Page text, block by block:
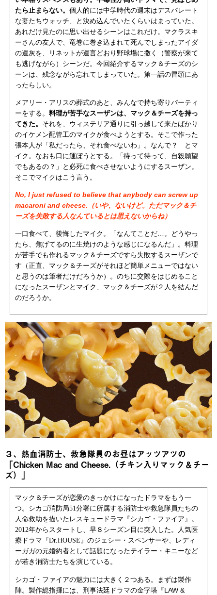
たら止まらない。 個人的には中学時代の週末はデスパレート
な妻たちウォッチ、と決め込んでいたくらいはまっていた。
あれだけ見たのに思い出せるシーンはこれだけ。マクラスキ
ーさんの友人で、竜巻に巻き込まれて死んでしまったアイダ
の遺灰を、リネットが遺言どおり野球場に撒く（警察が来て
も逃げながら）シーンだ。今回紹介するマック＆チーズのシ
ーンは、残念ながら忘れてしまっていた。第一話の冒頭にあ
ったらしい。
メアリー・アリスの葬式のあと、みんなで持ち寄りパーティ
ーをする。 料理が苦手なスーザンは、マック＆チーズを持っ
てきた。 それを、ウィステリア通りに引っ越して来たばかり
のイケメン配管工のマイクが食べようとする。そこで作った
張本人が「私だったら、それ食べないわ」。なんで？ とマ
イク。なおも口に運ぼうとする。「待って待って、自殺願望
でもあるの？」と必死に食べさせないようにするスーザン。
そこでマイクはこう言う。
No, I just refused to believe that anybody can screw up
macaroni and cheese.（いや、ないけど。ただマック＆チ
ーズを失敗する人なんているとは思えないからね）
一口食べて、後悔したマイク。「なんてことだ…。どうやっ
たら、焦げてるのに生焼けのような感じになるんだ」。料理
が苦手でも作れるマック＆チーズですら失敗するスーザンで
す（正直、マック＆チーズがそれほど簡単メニューではない
と思うのは筆者だけだろうか）。のちに交際をはじめること
になったスーザンとマイク、マック＆チーズが２人を結んだ
のだろうか。
３、熱血消防士、救急隊員のお昼はアッツアツの
「Chicken Mac and Cheese.（チキン入りマック＆チー
ズ）」
マック＆チーズが恋愛のきっかけになったドラマをもう一
つ。シカゴ消防局51分署に所属する消防士や救急隊員たちの
人命救助を描いたレスキュードラマ『シカゴ・ファイア』。
2012年からスタートし、早８シーズン目に突入した。人気医
療ドラマ『Dr.HOUSE』のジェシー・スペンサーや、レディ
ーガガの元婚約者として話題になったテイラー・キニーなど
が若き消防士たちを演じている。
シカゴ・ファイアの魅力には大きく２つある。まずは製作
陣。製作総指揮には、刑事法廷ドラマの金字塔『LAW &